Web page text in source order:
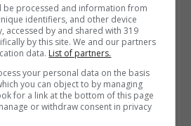
terzo livello , di alta
per giovani tra 18 e 29
di titoli di
e di alta formazione, tra
di ricerca, diplomi di
be processed and information from
identifiers, and other device
accessed by and shared with 319
by this site. We and our partners
data. List of partners.
your personal data on the basis
you can object to by managing
for a link at the bottom of this page
or withdraw consent in privacy